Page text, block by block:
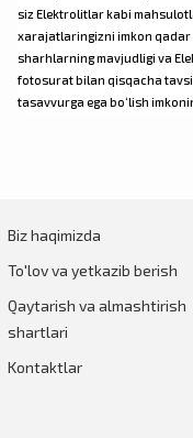
siz Elektrolitlar kabi
xarajatlaringizni imkon qadar
sharhlarning mavjudligi va
fotosurat bilan qisqacha
tasavvurga ega bo‘lish
Biz haqimizda
To'lov va yetkazib berish
Qaytarish va almashtirish
shartlari
Kontaktlar